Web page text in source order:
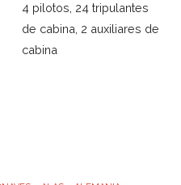
4 pilotos, 24 tripulantes
de cabina, 2 auxiliares de
cabina